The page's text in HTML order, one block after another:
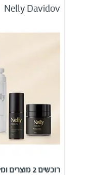
Nelly Davidov
רוכשים 2 מוצרים ומקבלים את השלישי במתנה!